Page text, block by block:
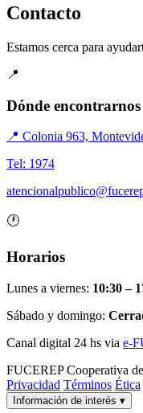
Contacto
Estamos cerca para
📍
Dónde encontrarnos
📍 Colonia 963,
Tel: 1974
🕐
Horarios
Lunes a viernes: 10:30 –
Sábado y domingo:
Canal digital 24 hs via e-
FUCEREP Cooperativa
Privacidad Términos Ética
Información de interés ▾